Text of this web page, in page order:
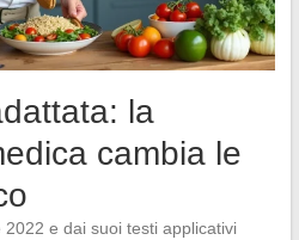
la
cambia le
e dai suoi testi applicativi